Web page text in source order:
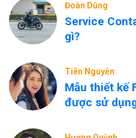
Đoàn Dũng
Service
gì?
Tiên Nguyễn
Mẫu thiết kế
được sử